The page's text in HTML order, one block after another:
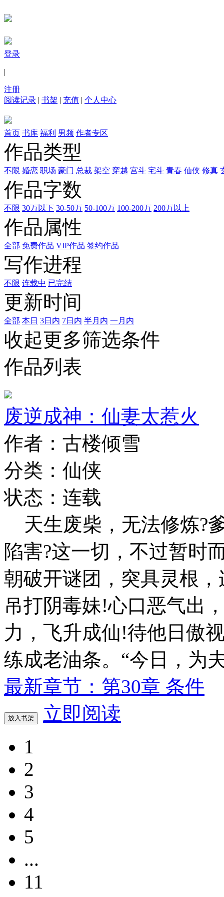
登录
|
注册
阅读记录 | 书架 | 充值 | 个人中心
首页 书库 福利 男频 作者专区
作品类型
不限 婚恋 职场 豪门 总裁 架空 穿越 宫斗 宅斗 青春 仙侠 修真
作品字数
不限 30万以下 30-50万 50-100万 100-200万 200万以上
作品属性
全部 免费作品 VIP作品 签约作品
写作进程
不限 连载中 已完结
更新时间
全部 本日 3日内 7日内 半月内 一月内
收起更多筛选条件
作品列表
废逆成神：仙妻太惹火
作者：古楼倾雪
分类：仙侠
状态：连载
天生废柴，无法修炼?
陷害?这一切，不过暂时
朝破开谜团，突具灵根
吊打阴毒妹!心口恶气出
力，飞升成仙!待他日傲
练成老油条。“今日，
最新章节：第30章 条件
放入书架
立即阅读
1
2
3
4
5
...
11